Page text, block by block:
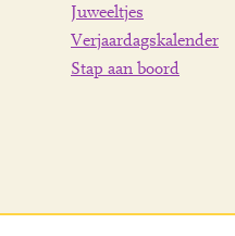
Juweeltjes
Verjaardagskalender
Stap aan boord